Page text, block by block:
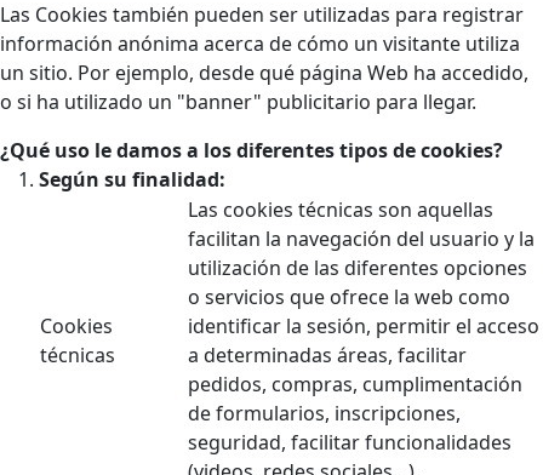
Las Cookies también pueden ser utilizadas para registrar
información anónima acerca de cómo un visitante utiliza
un sitio. Por ejemplo, desde qué página Web ha accedido,
o si ha utilizado un "banner" publicitario para llegar.
¿Qué uso le damos a los diferentes tipos de cookies?
Según su finalidad:
Cookies
técnicas
Las cookies técnicas son aquellas
facilitan la navegación del usuario y la
utilización de las diferentes opciones
o servicios que ofrece la web como
identificar la sesión, permitir el acceso
a determinadas áreas, facilitar
pedidos, compras, cumplimentación
de formularios, inscripciones,
seguridad, facilitar funcionalidades